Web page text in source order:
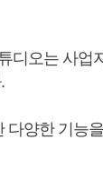
디오는 사업
다양한 기능